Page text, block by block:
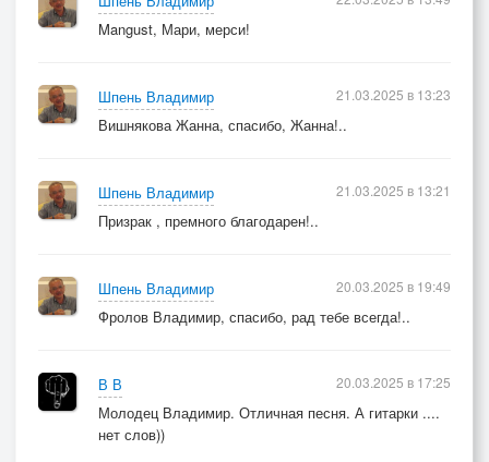
Mangust, Мари, мерси!
Шпень Владимир
Вишнякова Жанна, спасибо, Жанна!..
21.03.2025 в 13:23
Шпень Владимир
Призрак , премного благодарен!..
21.03.2025 в 13:21
Шпень Владимир
Фролов Владимир, спасибо, рад тебе всегда!..
20.03.2025 в 19:49
В В
Молодец Владимир. Отличная песня. А гитарки ....
нет слов))
20.03.2025 в 17:25